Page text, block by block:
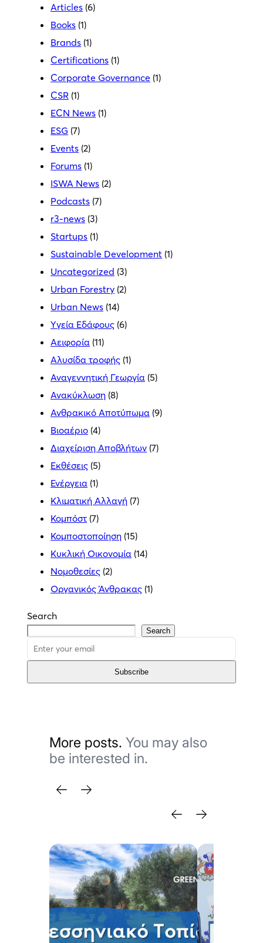
Articles (6)
Books (1)
Brands (1)
Certifications (1)
Corporate Governance (1)
CSR (1)
ECN News (1)
ESG (7)
Events (2)
Forums (1)
ISWA News (2)
Podcasts (7)
r3-news (3)
Startups (1)
Sustainable Development (1)
Uncategorized (3)
Urban Forestry (2)
Urban News (14)
Yγεία Εδάφους (6)
Αειφορία (11)
Αλυσίδα τροφής (1)
Αναγεννητική Γεωργία (5)
Ανακύκλωση (8)
Ανθρακικό Αποτύπωμα (9)
Βιοαέριο (4)
Διαχείριση Αποβλήτων (7)
Εκθέσεις (5)
Ενέργεια (1)
Κλιματική Αλλαγή (7)
Κομπόστ (7)
Κομποστοποίηση (15)
Κυκλική Οικονομία (14)
Νομοθεσίες (2)
Οργανικός Άνθρακας (1)
Search
Search
Subscribe
More posts.You may also
be interested in.